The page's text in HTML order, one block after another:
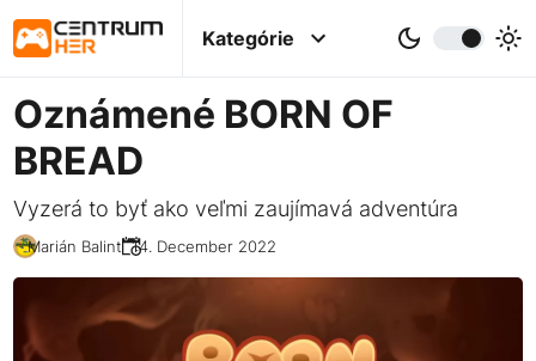
Kategórie
Oznámené BORN OF
BREAD
Vyzerá to byť ako veľmi zaujímavá adventúra
Marián Balint 14. December 2022